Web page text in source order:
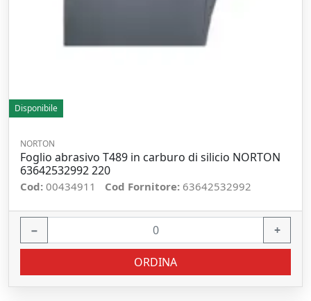
Disponibile
NORTON
Foglio abrasivo T489 in carburo di silicio NORTON
63642532992 220
Cod: 00434911 Cod Fornitore: 63642532992
− +
ORDINA